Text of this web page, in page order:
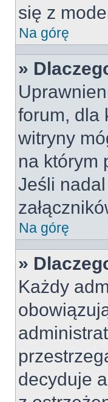
się z
Na górę
»
forum, dla
witryny
na którym
Jeśli
Na górę
»
Każdy
decyduje